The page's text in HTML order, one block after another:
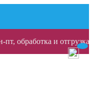
обработка и